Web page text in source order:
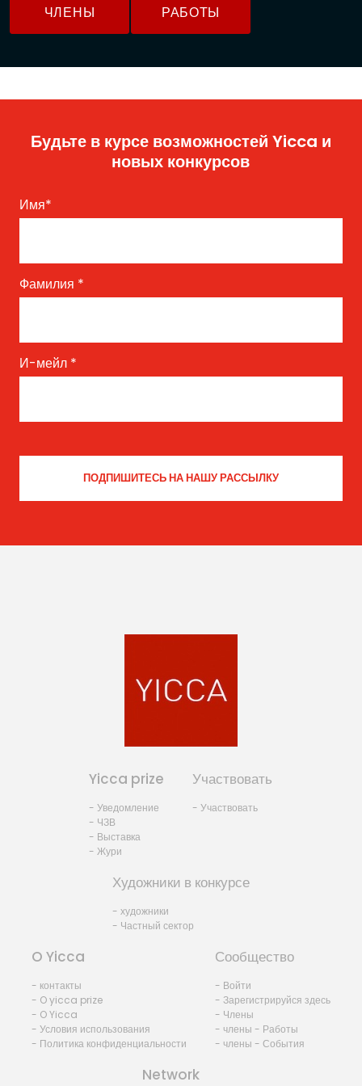
ЧЛЕНЫ РАБОТЫ
Будьте в курсе возможностей Yicca и
новых конкурсов
Имя*
Фамилия *
И-мейл *
Yicca prize
- Уведомление
- ЧЗВ
- Выставка
- Жури
Участвовать
- Участвовать
Художники в конкурсе
- художники
- Частный сектор
O Yicca
- контакты
- O yicca prize
- O Yicca
- Условия использования
- Политика конфиденциальности
Сообщество
- Войти
- Зарегистрируйся здесь
- Члены
- члены - Работы
- члены - События
Network